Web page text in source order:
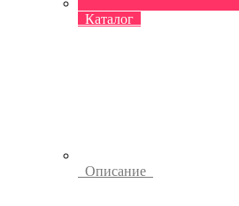
Каталог
Описание